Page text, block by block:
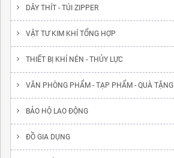
DÂY THÍT - TÚI ZIPPER
VẬT TƯ KIM KHÍ TỔNG HỢP
THIẾT BỊ KHÍ NÉN - THỦY LỰC
VĂN PHÒNG PHẨM - TẠP PHẨM - QUÀ TẶNG
BẢO HỘ LAO ĐỘNG
ĐỒ GIA DỤNG